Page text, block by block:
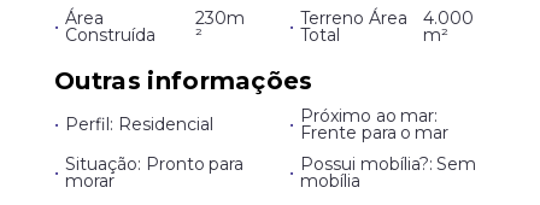
• Área
Construída
230m
² • Terreno Área
Total
4.000
m²
Outras informações
• Perfil: Residencial • Próximo ao mar:
Frente para o mar
• Situação: Pronto para
morar • Possui mobília?: Sem
mobília